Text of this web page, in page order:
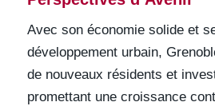
Avec son économie solide et
développement urbain,
de nouveaux résidents et
promettant une croissance